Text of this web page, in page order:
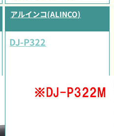
アルインコ(ALINCO)
DJ-P322